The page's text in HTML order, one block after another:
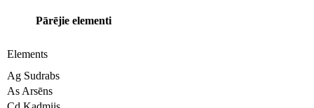
Pārējie elementi
Elements
Ag Sudrabs
As Arsēns